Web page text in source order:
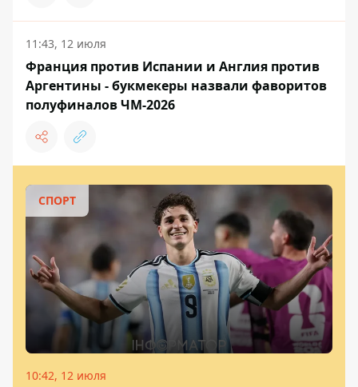
11:43, 12 июля
Франция против Испании и Англия против
Аргентины - букмекеры назвали фаворитов
полуфиналов ЧМ-2026
СПОРТ
10:42, 12 июля